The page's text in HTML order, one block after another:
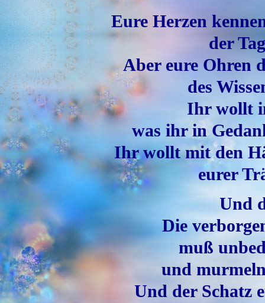
Eure Herzen
der
Aber eure Ohren
des
Ihr wollt
was ihr in
Ihr wollt mit den
eurer
Und
Die
muß
und
Und der Schatz